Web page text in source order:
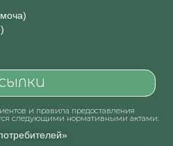
и правила предоставления
следующими нормативными актами: